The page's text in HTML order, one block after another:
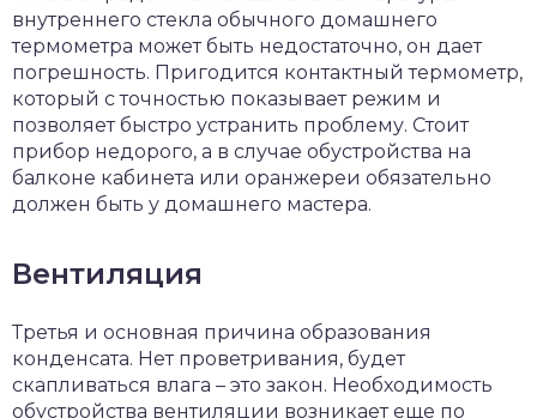
внутреннего стекла обычного домашнего
термометра может быть недостаточно, он дает
погрешность. Пригодится контактный термометр,
который с точностью показывает режим и
позволяет быстро устранить проблему. Стоит
прибор недорого, а в случае обустройства на
балконе кабинета или оранжереи обязательно
должен быть у домашнего мастера.
Вентиляция
Третья и основная причина образования
конденсата. Нет проветривания, будет
скапливаться влага – это закон. Необходимость
обустройства вентиляции возникает еще по